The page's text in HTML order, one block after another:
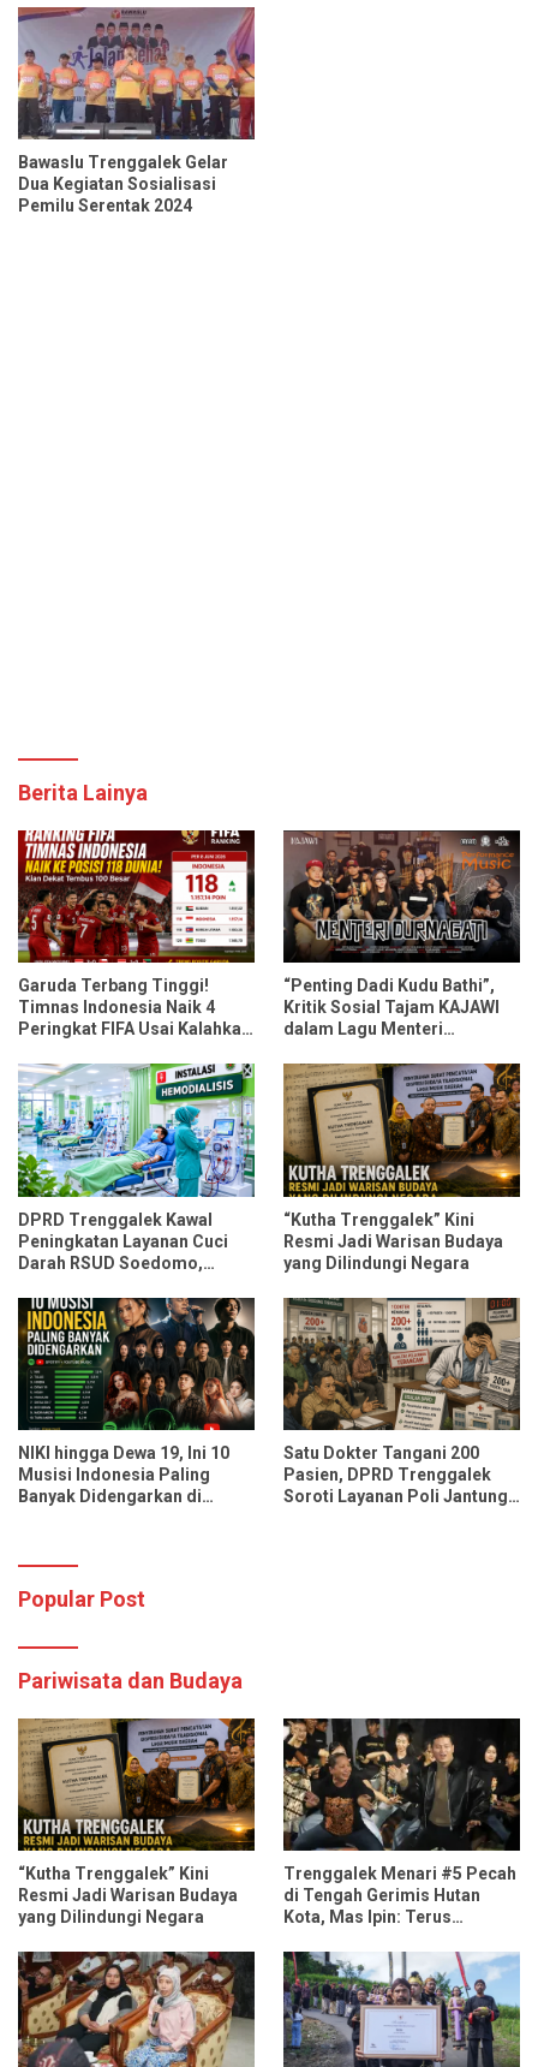
Bawaslu Trenggalek Gelar
Dua Kegiatan Sosialisasi
Pemilu Serentak 2024
Berita Lainya
Garuda Terbang Tinggi!
Timnas Indonesia Naik 4
Peringkat FIFA Usai Kalahkan
“Penting Dadi Kudu Bathi”,
Kritik Sosial Tajam KAJAWI
dalam Lagu Menteri
DPRD Trenggalek Kawal
Peningkatan Layanan Cuci
Darah RSUD Soedomo,
Pasien Sekali Pelayanan
“Kutha Trenggalek” Kini
Resmi Jadi Warisan Budaya
yang Dilindungi Negara
NIKI hingga Dewa 19, Ini 10
Musisi Indonesia Paling
Banyak Didengarkan di
Satu Dokter Tangani 200
Pasien, DPRD Trenggalek
Soroti Layanan Poli Jantung
Popular Post
Pariwisata dan Budaya
“Kutha Trenggalek” Kini
Resmi Jadi Warisan Budaya
yang Dilindungi Negara
Trenggalek Menari #5 Pecah
di Tengah Gerimis Hutan
Kota, Mas Ipin: Terus